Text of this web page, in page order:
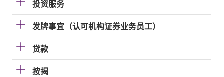
投资服务
发牌事宜（认可机构证券业务员工）
贷款
按揭